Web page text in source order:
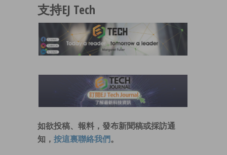
支持EJ Tech
如欲投稿、報料，發布新聞稿或採訪通
知， 按這裏聯絡我們 。